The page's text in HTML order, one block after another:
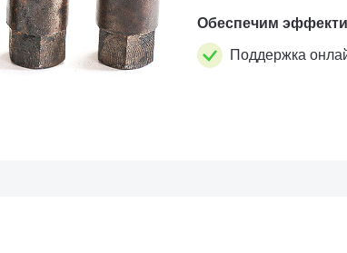
Обеспечим
Поддержка